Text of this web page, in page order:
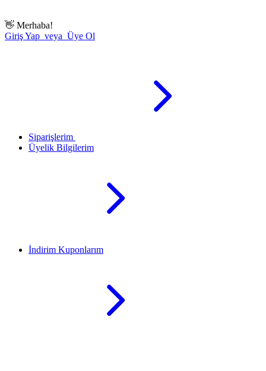
👋 Merhaba!
Giriş Yap veya Üye Ol
Siparişlerim
Üyelik Bilgilerim
İndirim Kuponlarım